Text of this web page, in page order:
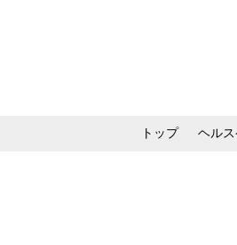
トップ ヘル